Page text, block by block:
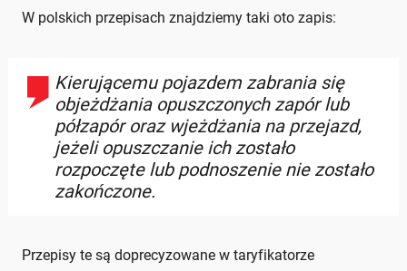
W polskich przepisach znajdziemy taki oto zapis:
Kierującemu pojazdem zabrania się
objeżdżania opuszczonych zapór lub
półzapór oraz wjeżdżania na przejazd,
jeżeli opuszczanie ich zostało
rozpoczęte lub podnoszenie nie zostało
zakończone.
Przepisy te są doprecyzowane w taryfikatorze